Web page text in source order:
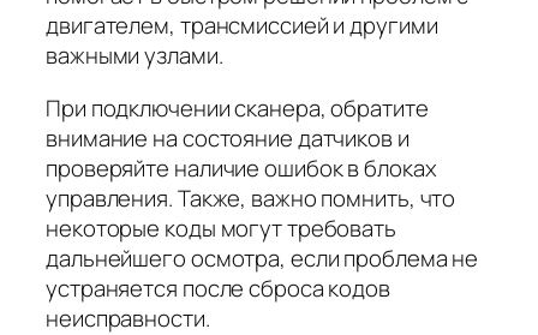
двигателем, трансмиссией и другими
важными узлами.
При подключении сканера, обратите
внимание на состояние датчиков и
проверяйте наличие ошибок в блоках
управления. Также, важно помнить, что
некоторые коды могут требовать
дальнейшего осмотра, если проблема не
устраняется после сброса кодов
неисправности.